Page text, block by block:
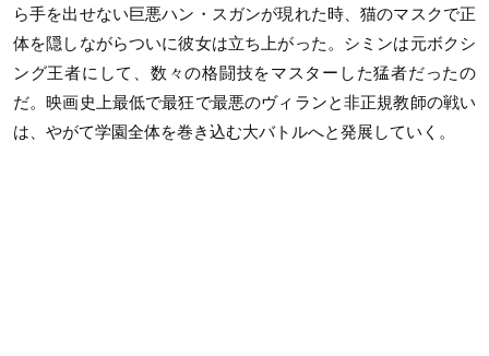
ら手を出せない巨悪ハン・スガンが現れた時、猫のマスクで正
体を隠しながらついに彼女は立ち上がった。シミンは元ボクシ
ング王者にして、数々の格闘技をマスターした猛者だったの
だ。映画史上最低で最狂で最悪のヴィランと非正規教師の戦い
は、やがて学園全体を巻き込む大バトルへと発展していく。